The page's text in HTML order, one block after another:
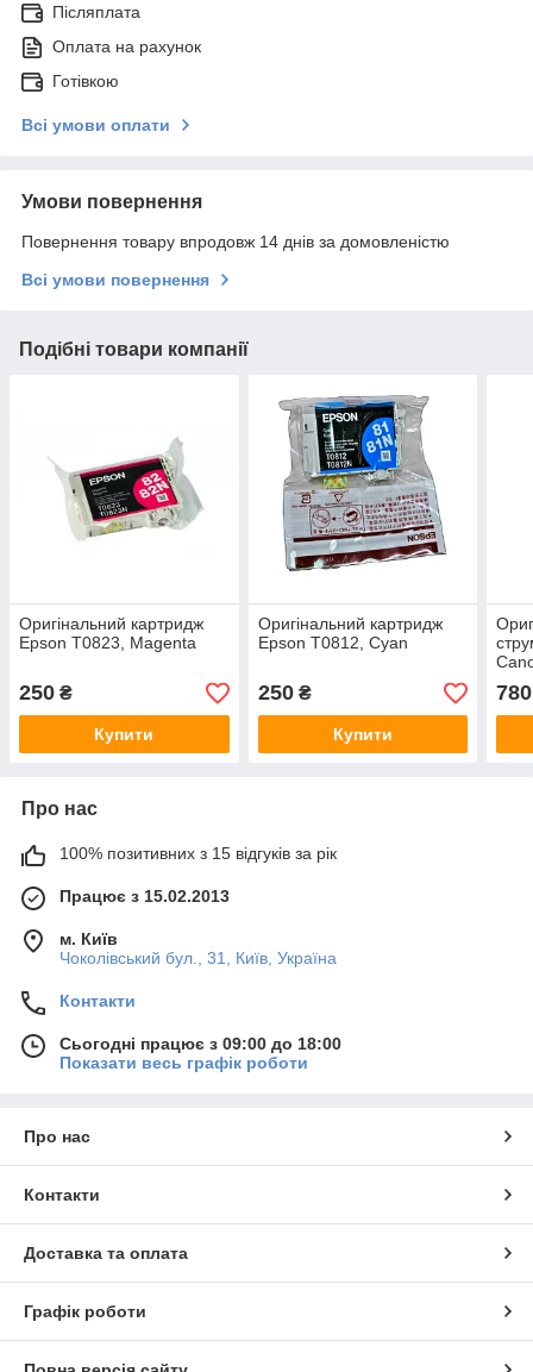
Післяплата
Оплата на рахунок
Готівкою
Всі умови оплати
Умови повернення
Повернення товару впродовж 14 днів за домовленістю
Всі умови повернення
Подібні товари компанії
Оригінальний картридж
Epson T0823, Magenta
250 ₴
Купити
Оригінальний картридж
Epson T0812, Cyan
250₴
Купити
780
Про нас
100% позитивних з 15 відгуків за рік
Працює з 15.02.2013
м. Київ
Чоколівський бул., 31, Київ, Україна
Контакти
Сьогодні працює з 09:00 до 18:00
Показати весь графік роботи
Про нас
Контакти
Доставка та оплата
Графік роботи